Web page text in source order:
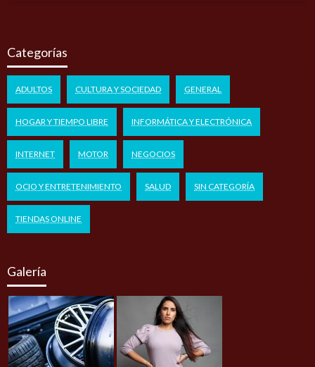
Categorías
ADULTOS CULTURA Y SOCIEDAD GENERAL
HOGAR Y TIEMPO LIBRE INFORMÁTICA Y ELECTRÓNICA
INTERNET MOTOR NEGOCIOS
OCIO Y ENTRETENIMIENTO SALUD SIN CATEGORÍA
TIENDAS ONLINE
Galería